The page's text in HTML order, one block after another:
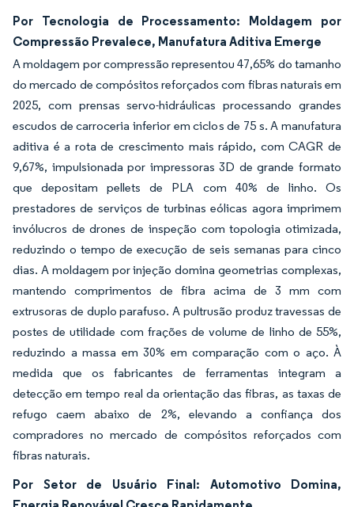
Por Tecnologia de Processamento: Moldagem por
Compressão Prevalece, Manufatura Aditiva Emerge
A moldagem por compressão representou 47,65% do tamanho
do mercado de compósitos reforçados com fibras naturais em
2025, com prensas servo-hidráulicas processando grandes
escudos de carroceria inferior em ciclos de 75 s. A manufatura
aditiva é a rota de crescimento mais rápido, com CAGR de
9,67%, impulsionada por impressoras 3D de grande formato
que depositam pellets de PLA com 40% de linho. Os
prestadores de serviços de turbinas eólicas agora imprimem
invólucros de drones de inspeção com topologia otimizada,
reduzindo o tempo de execução de seis semanas para cinco
dias. A moldagem por injeção domina geometrias complexas,
mantendo comprimentos de fibra acima de 3 mm com
extrusoras de duplo parafuso. A pultrusão produz travessas de
postes de utilidade com frações de volume de linho de 55%,
reduzindo a massa em 30% em comparação com o aço. À
medida que os fabricantes de ferramentas integram a
detecção em tempo real da orientação das fibras, as taxas de
refugo caem abaixo de 2%, elevando a confiança dos
compradores no mercado de compósitos reforçados com
fibras naturais.
Por Setor de Usuário Final: Automotivo Domina,